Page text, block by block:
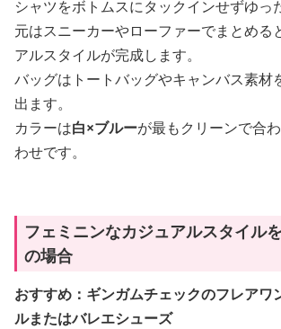
シャツをボトムスにタックインせずゆっ
元はスニーカーやローファーでまとめる
アルスタイルが完成します。
バッグはトートバッグやキャンバス素材
出ます。
カラーは白×ブルーが最もクリーンで合
わせです。
フェミニンなカジュアルスタイル
の場合
おすすめ：ギンガムチェックのフレアワ
ルまたはバレエシューズ